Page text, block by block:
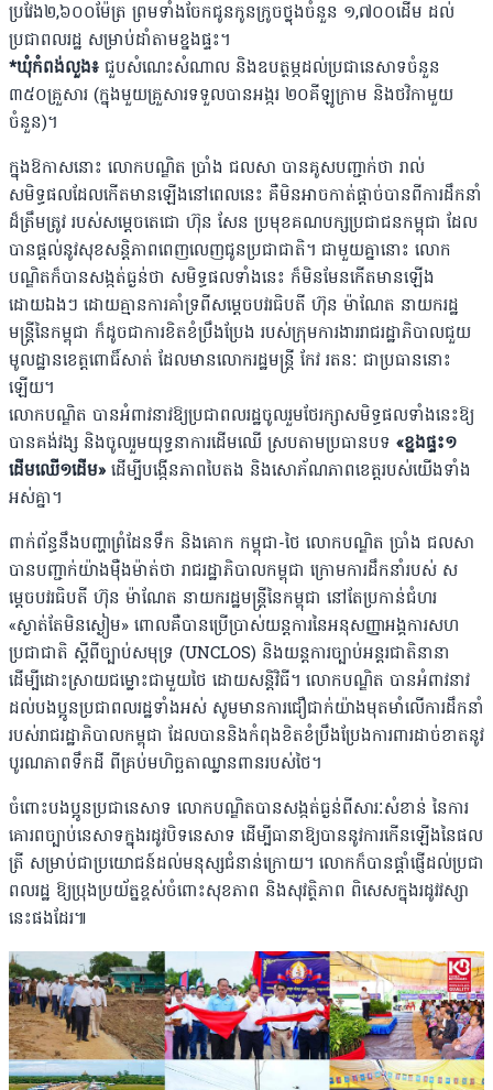
ប្រវែង២,៦០០ម៉ែត្រ ព្រមទាំងចែកជូនកូនក្រូចថ្លុងចំនួន ១,៧០០ដើម ដល់
ប្រជាពលរដ្ឋ សម្រាប់ដាំតាមខ្នងផ្ទះ។
*ឃុំកំពង់លួង៖ ជួបសំណេះសំណាល និងឧបត្ថម្ភដល់ប្រជានេសាទចំនួន
៣៥០គ្រួសារ (ក្នុងមួយគ្រួសារទទួលបានអង្ករ ២០គីឡូក្រាម និងថវិកាមួយ
ចំនួន)។
ក្នុងឱកាសនោះ លោកបណ្ឌិត ប្រាំង ជលសា បានគូសបញ្ជាក់ថា រាល់
សមិទ្ធផលដែលកើតមានឡើងនៅពេលនេះ គឺមិនអាចកាត់ផ្តាច់បានពីការដឹកនាំ
ដ៏ត្រឹមត្រូវ របស់សម្តេចតេជោ ហ៊ុន សែន ប្រមុខគណបក្សប្រជាជនកម្ពុជា ដែល
បានផ្តល់នូវសុខសន្តិភាពពេញលេញជូនប្រជាជាតិ។ ជាមួយគ្នានោះ លោក
បណ្ឌិតក៏បានសង្កត់ធ្ងន់ថា សមិទ្ធផលទាំងនេះ ក៏មិនមែនកើតមានឡើង
ដោយឯងៗ ដោយគ្មានការគាំទ្រពីសម្តេចបវរធិបតី ហ៊ុន ម៉ាណែត នាយករដ្ឋ
មន្ត្រីនៃកម្ពុជា ក៏ដូចជាការខិតខំប្រឹងប្រែង របស់ក្រុមការងាររាជរដ្ឋាភិបាលជួយ
មូលដ្ឋានខេត្តពោធិ៍សាត់ ដែលមានលោករដ្ឋមន្ត្រី កែវ រតនៈ ជាប្រធាននោះ
ឡើយ។
លោកបណ្ឌិត បានអំពាវនាវឱ្យប្រជាពលរដ្ឋចូលរួមថែរក្សាសមិទ្ធផលទាំងនេះឱ្យ
បានគង់វង្ស និងចូលរួមយុទ្ធនាការដើមឈើ ស្របតាមប្រធានបទ «ខ្នងផ្ទះ១
ដើមឈើ១ដើម» ដើម្បីបង្កើនភាពបៃតង និងសោភ័ណភាពខេត្តរបស់យើងទាំង
អស់គ្នា។
ពាក់ព័ន្ធនឹងបញ្ហាព្រំដែនទឹក និងគោក កម្ពុជា-ថៃ លោកបណ្ឌិត ប្រាំង ជលសា
បានបញ្ជាក់យ៉ាងម៉ឺងម៉ាត់ថា រាជរដ្ឋាភិបាលកម្ពុជា ក្រោមការដឹកនាំរបស់ ស
ម្តេចបវរធិបតី ហ៊ុន ម៉ាណែត នាយករដ្ឋមន្ត្រីនៃកម្ពុជា នៅតែប្រកាន់ជំហរ
«ស្ងាត់តែមិនស្ងៀម» ពោលគឺបានប្រើប្រាស់យន្តការនៃអនុសញ្ញាអង្គការសហ
ប្រជាជាតិ ស្តីពីច្បាប់សមុទ្រ (UNCLOS) និងយន្តការច្បាប់អន្តរជាតិនានា
ដើម្បីដោះស្រាយជម្លោះជាមួយថៃ ដោយសន្តិវិធី។ លោកបណ្ឌិត បានអំពាវនាវ
ដល់បងប្អូនប្រជាពលរដ្ឋទាំងអស់ សូមមានការជឿជាក់យ៉ាងមុតមាំលើការដឹកនាំ
របស់រាជរដ្ឋាភិបាលកម្ពុជា ដែលបាននិងកំពុងខិតខំប្រឹងប្រែងការពារដាច់ខាតនូវ
បូរណភាពទឹកដី ពីគ្រប់មហិច្ឆតាឈ្លានពានរបស់ថៃ។
ចំពោះបងប្អូនប្រជានេសាទ លោកបណ្ឌិតបានសង្កត់ធ្ងន់ពីសារៈសំខាន់ នៃការ
គោរពច្បាប់នេសាទក្នុងរដូវបិទនេសាទ ដើម្បីធានាឱ្យបាននូវការកើនឡើងនៃផល
ត្រី សម្រាប់ជាប្រយោជន៍ដល់មនុស្សជំនាន់ក្រោយ។ លោកក៏បានផ្តាំផ្ញើដល់ប្រជា
ពលរដ្ឋ ឱ្យប្រុងប្រយ័ត្នខ្ពស់ចំពោះសុខភាព និងសុវត្ថិភាព ពិសេសក្នុងរដូវវស្សា
នេះផងដែរ៕